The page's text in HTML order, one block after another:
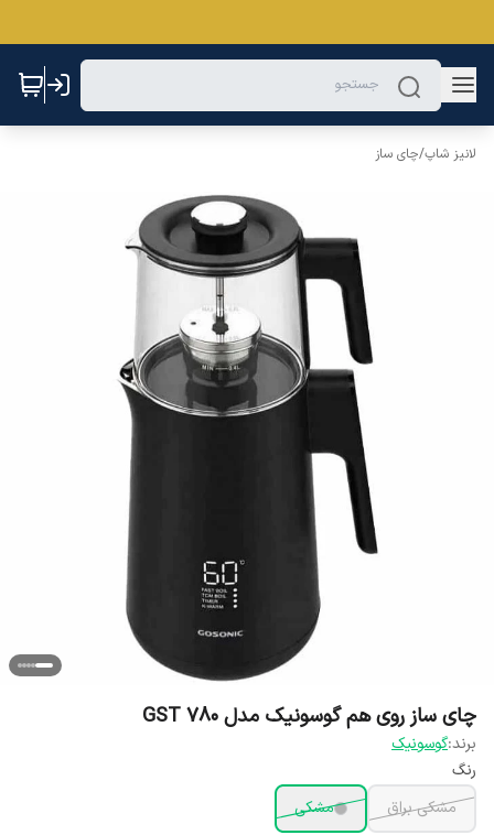
لانیز شاپ/چای ساز
چای ساز روی هم گوسونیک مدل GST 780
برند:گوسونیک
رنگ
مشکی براق
مشکی